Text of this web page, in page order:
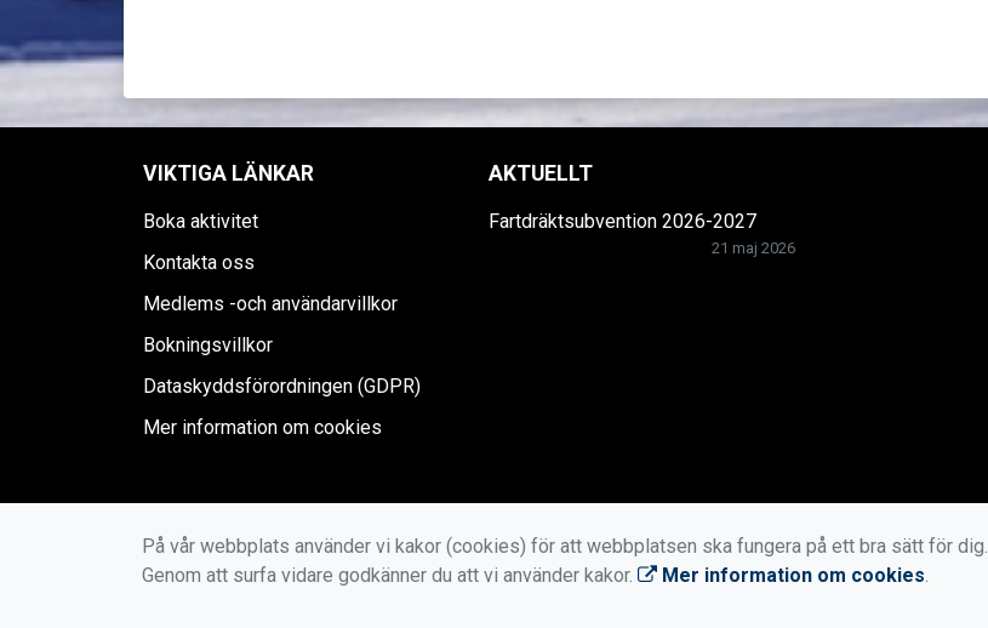
VIKTIGA LÄNKAR
Boka aktivitet
Kontakta oss
Medlems -och användarvillkor
Bokningsvillkor
Dataskyddsförordningen (GDPR)
Mer information om cookies
AKTUELLT
Fartdräktsubvention 2026-2027
21 maj 2026
På vår webbplats använder vi kakor (cookies) för att webbplatsen ska fungera på ett bra sätt för dig.
Genom att surfa vidare godkänner du att vi använder kakor.
Mer information om cookies.